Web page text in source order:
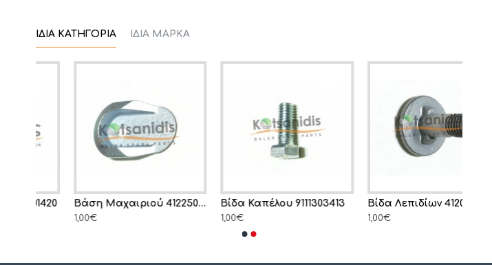
ΊΔΙΑ ΚΑΤΗΓΟΡΊΑ ΊΔΙΑ ΜΆΡΚΑ
Βάση Μαχαιριού 4122504490 Βίδα Καπέλου 9111303413 Βίδα Λεπιδίων 4120101410